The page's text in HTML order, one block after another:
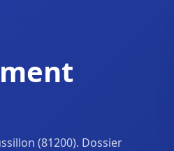
(81200). Dossier